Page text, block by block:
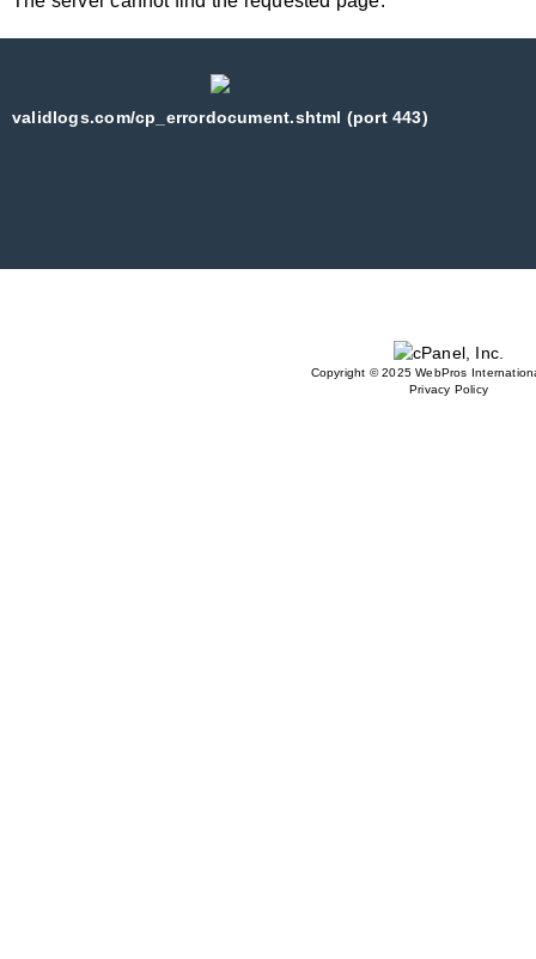
validlogs.com/cp_errordocument.shtml (port 443)
Copyright © 2025 WebPros
Privacy Policy